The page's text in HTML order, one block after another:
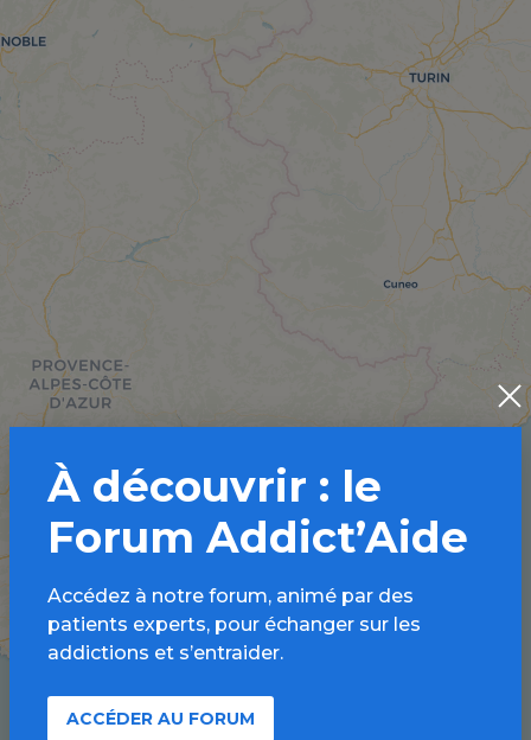
À découvrir : le
Forum Addict’Aide
Accédez à notre forum, animé par des
patients experts, pour échanger sur les
addictions et s’entraider.
ACCÉDER AU FORUM